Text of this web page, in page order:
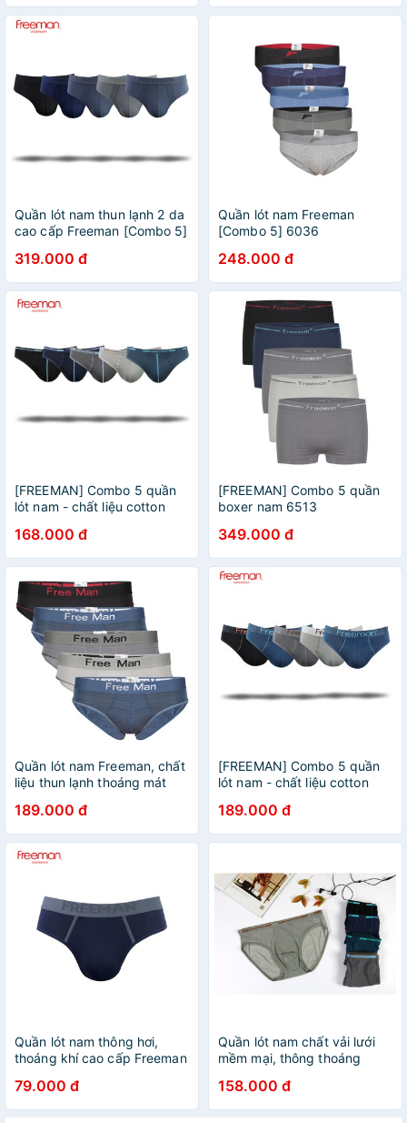
Quần lót nam thun lạnh 2 da
cao cấp Freeman [Combo 5]
319.000 đ
Quần lót nam Freeman
[Combo 5] 6036
248.000 đ
[FREEMAN] Combo 5 quần
lót nam - chất liệu cotton
168.000 đ
[FREEMAN] Combo 5 quần
boxer nam 6513
349.000 đ
Quần lót nam Freeman, chất
liệu thun lạnh thoáng mát
189.000 đ
[FREEMAN] Combo 5 quần
lót nam - chất liệu cotton
189.000 đ
Quần lót nam thông hơi,
thoáng khí cao cấp Freeman
79.000 đ
Quần lót nam chất vải lưới
mềm mại, thông thoáng
158.000 đ